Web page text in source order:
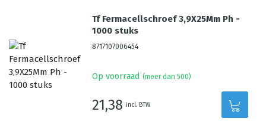
Tf Fermacellschroef 3,9X25Mm Ph -
1000 stuks
8717107006454
Op voorraad (meer dan 500)
21,38 incl. BTW